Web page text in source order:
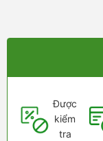
Được
kiểm
tra